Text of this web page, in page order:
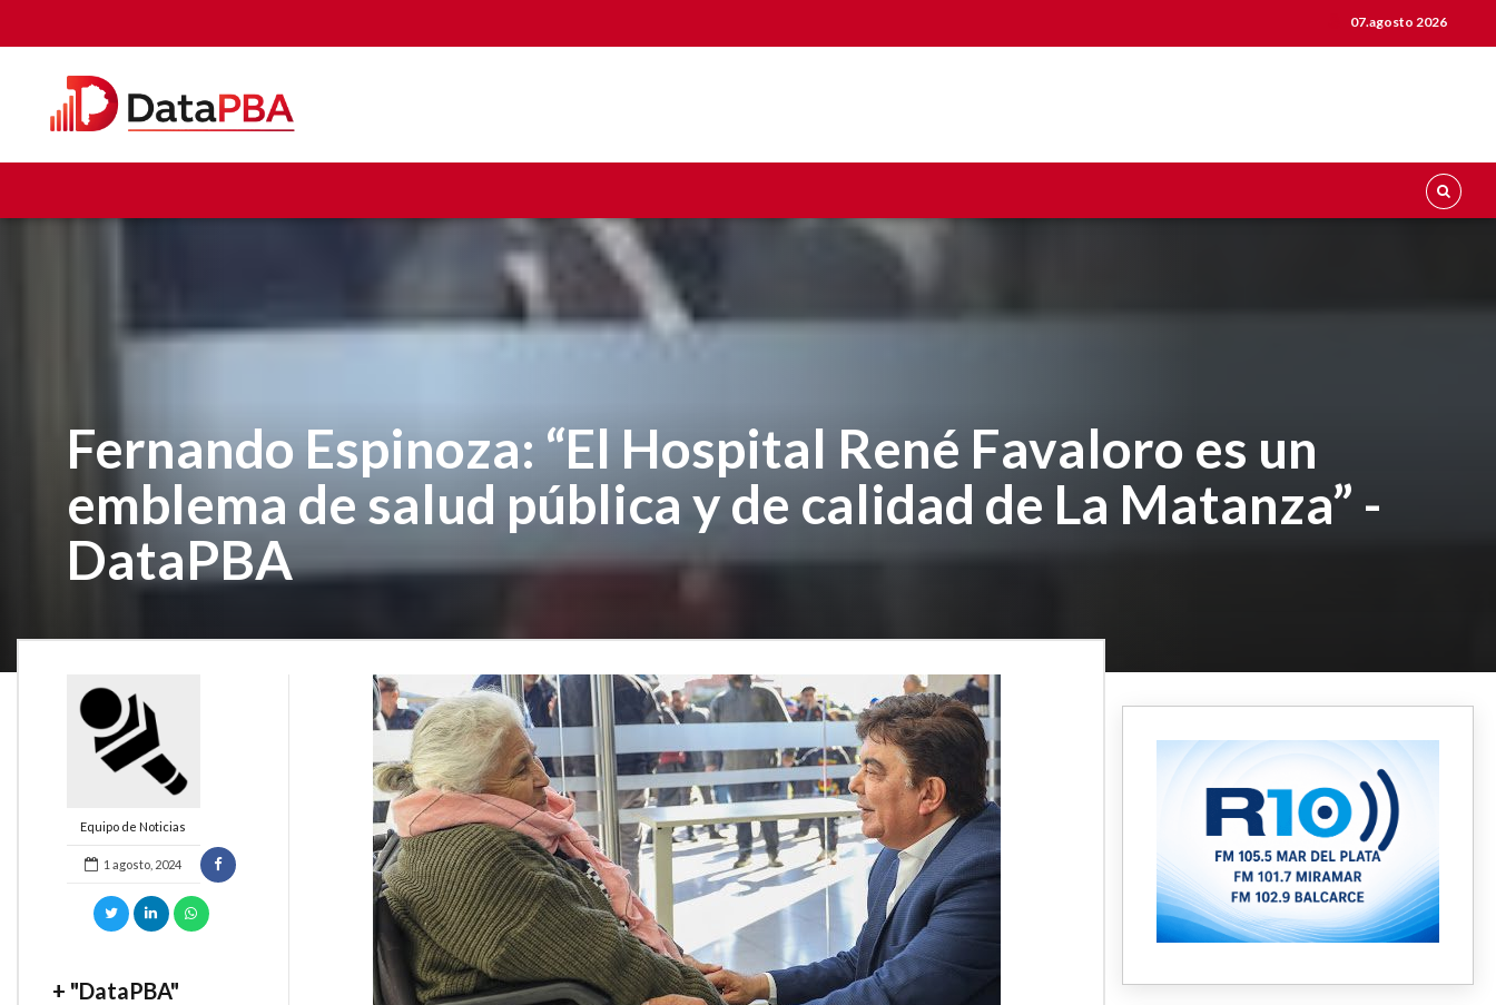
07.agosto 2026
Fernando Espinoza: “El Hospital René Favaloro es un
emblema de salud pública y de calidad de La Matanza” -
DataPBA
Equipo de Noticias
1 agosto, 2024
+ "DataPBA"